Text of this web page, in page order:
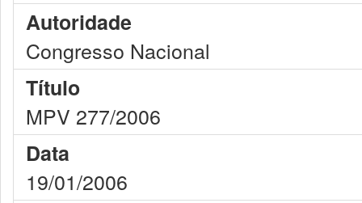
Autoridade
Congresso Nacional
Título
MPV 277/2006
Data
19/01/2006